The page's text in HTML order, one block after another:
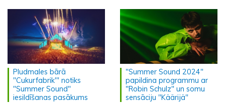
Pludmales bārā
"Cukurfabrik'" notiks
"Summer Sound"
iesildīšanas pasākums
"Summer Sound 2024"
papildina programmu ar
"Robin Schulz" un somu
sensāciju "Käärijä"